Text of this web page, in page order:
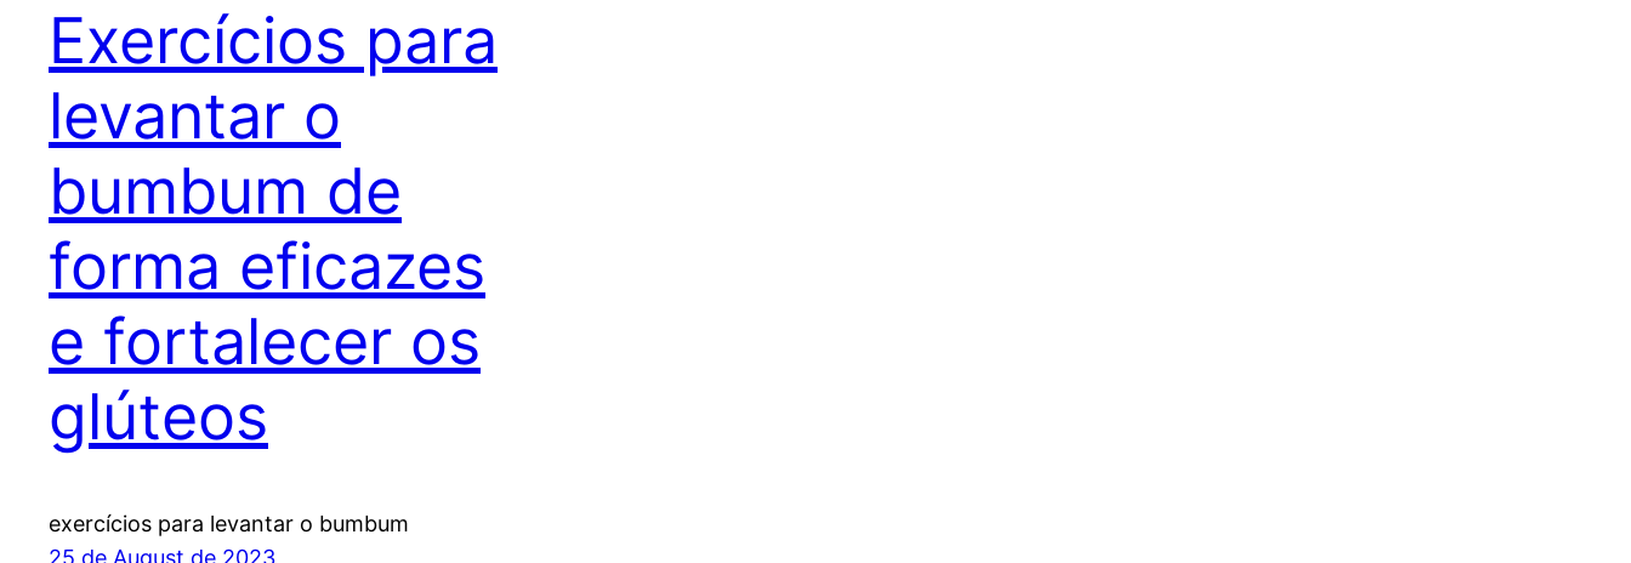
Exercícios para
levantar o
bumbum de
forma eficazes
e fortalecer os
glúteos
exercícios para levantar o bumbum
25 de August de 2023